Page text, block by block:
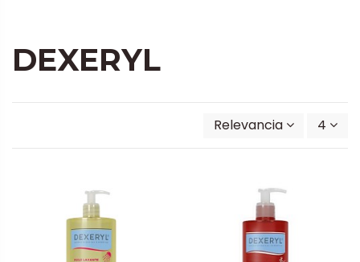
DEXERYL
Relevancia 4